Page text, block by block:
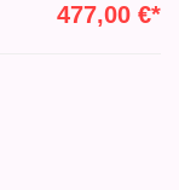
477,00 €*